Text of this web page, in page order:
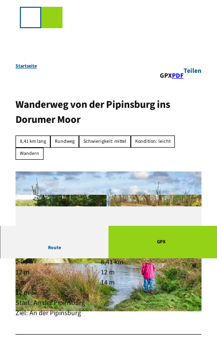
Startseite
GPXPDF
Teilen
Wanderweg von der Pipinsburg ins
Dorumer Moor
8,41 km lang Rundweg Schwierigkeit: mittel
Kondition: leicht
Wandern
© Florian Trykowski, Cuxland-Tourismus, Florian Trykowski |
© Stadt Geestland |CC-BY
© Florian Trykowski, Cuxland-Tourismus, Floria
n Trykowski
Route
GPX
2:00 h
8,41 km
12 m
12 m
2 m
14 m
12 m
Start: An der Pipinsburg
Ziel: An der Pipinsburg